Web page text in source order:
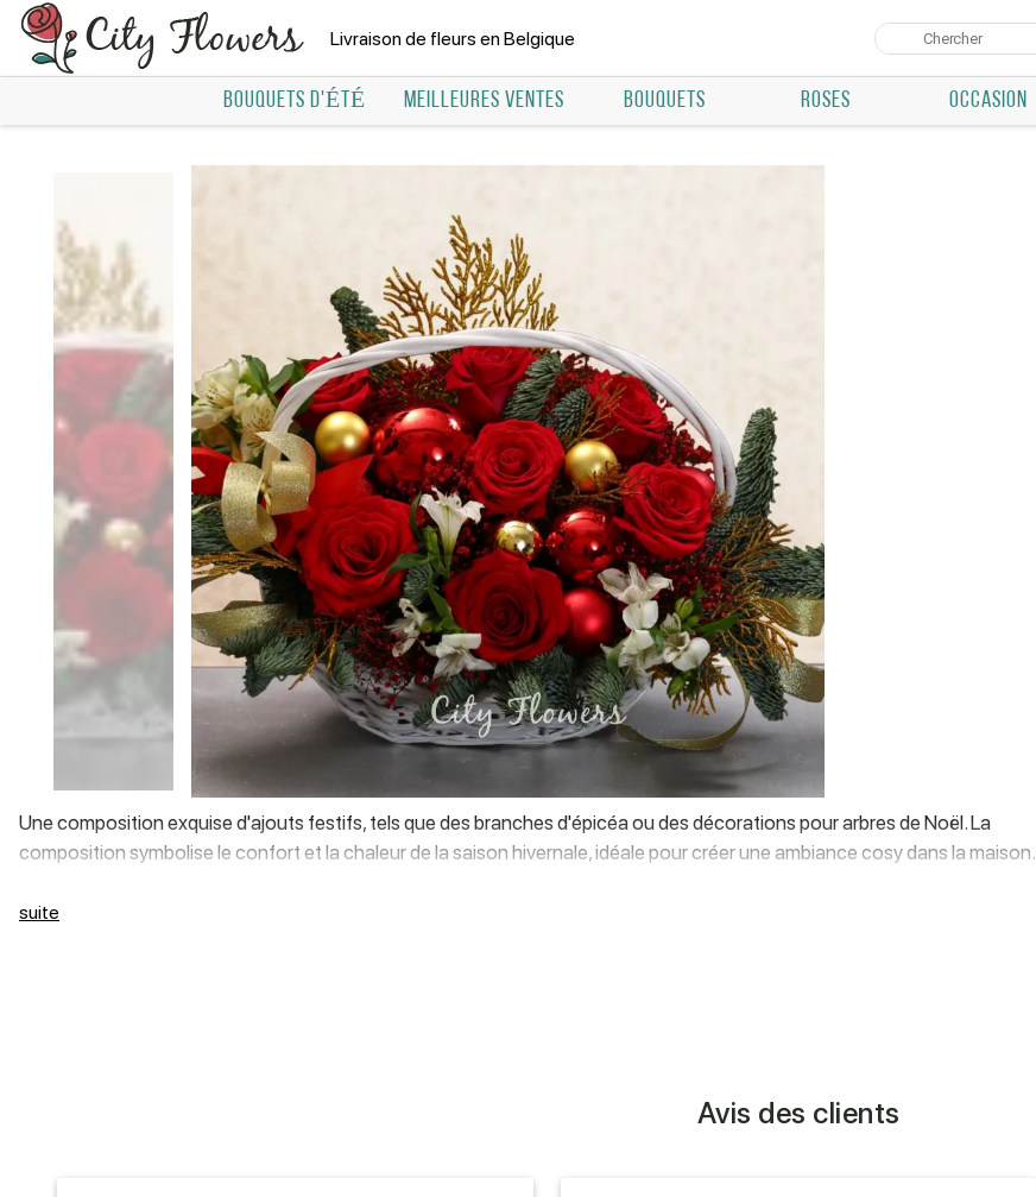
Livraison de fleurs en Belgique
BOUQUETS D'ÉTÉ MEILLEURES VENTES BOUQUETS ROSES OCCASION
Une composition exquise d'ajouts festifs, tels que des branches d'épicéa ou des décorations pour arbres de Noël. La
composition symbolise le confort et la chaleur de la saison hivernale, idéale pour créer une ambiance cosy dans la maison.
suite
Avis des clients